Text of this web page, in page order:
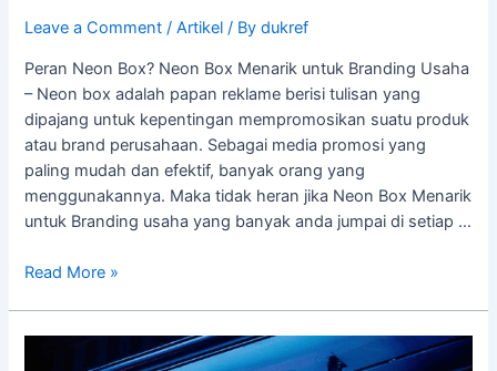
Leave a Comment /Artikel / Bydukref
Peran Neon Box? Neon Box Menarik untuk Branding Usaha
– Neon box adalah papan reklame berisi tulisan yang
dipajang untuk kepentingan mempromosikan suatu produk
atau brand perusahaan. Sebagai media promosi yang
paling mudah dan efektif, banyak orang yang
menggunakannya. Maka tidak heran jika Neon Box Menarik
untuk Branding usaha yang banyak anda jumpai di setiap …
Read More »